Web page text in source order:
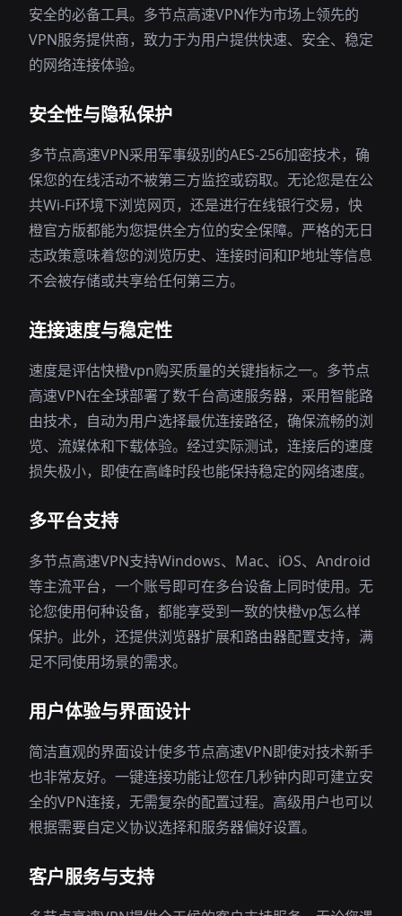
安全的必备工具。多节点高速VPN作为市场上领先的
VPN服务提供商，致力于为用户提供快速、安全、稳定
的网络连接体验。
安全性与隐私保护
多节点高速VPN采用军事级别的AES-256加密技术，确
保您的在线活动不被第三方监控或窃取。无论您是在公
共Wi-Fi环境下浏览网页，还是进行在线银行交易，快
橙官方版都能为您提供全方位的安全保障。严格的无日
志政策意味着您的浏览历史、连接时间和IP地址等信息
不会被存储或共享给任何第三方。
连接速度与稳定性
速度是评估快橙vpn购买质量的关键指标之一。多节点
高速VPN在全球部署了数千台高速服务器，采用智能路
由技术，自动为用户选择最优连接路径，确保流畅的浏
览、流媒体和下载体验。经过实际测试，连接后的速度
损失极小，即使在高峰时段也能保持稳定的网络速度。
多平台支持
多节点高速VPN支持Windows、Mac、iOS、Android
等主流平台，一个账号即可在多台设备上同时使用。无
论您使用何种设备，都能享受到一致的快橙vp怎么样
保护。此外，还提供浏览器扩展和路由器配置支持，满
足不同使用场景的需求。
用户体验与界面设计
简洁直观的界面设计使多节点高速VPN即使对技术新手
也非常友好。一键连接功能让您在几秒钟内即可建立安
全的VPN连接，无需复杂的配置过程。高级用户也可以
根据需要自定义协议选择和服务器偏好设置。
客户服务与支持